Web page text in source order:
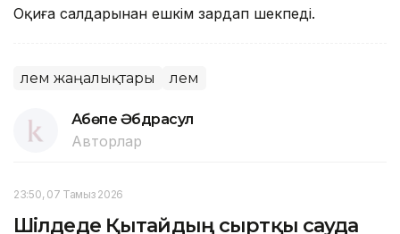
Оқиға салдарынан ешкім зардап шекпеді.
Әлем жаңалықтары Әлем
Ақбөпе Әбдрасул
Авторлар
23:50, 07 Тамыз 2026
Шілдеде Қытайдың сыртқы сауда